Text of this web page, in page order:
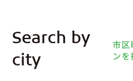
Search by
city
市区
ンを